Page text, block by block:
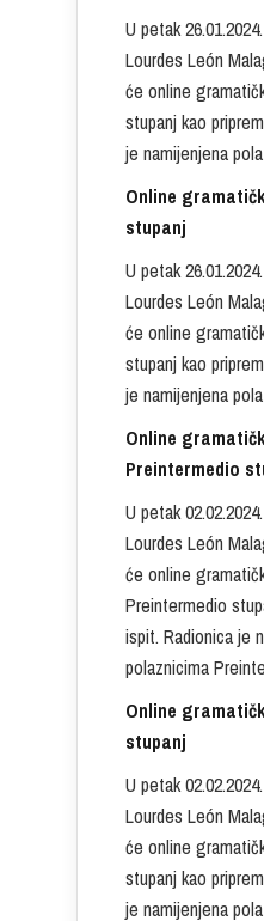
U petak
Lourdes León
će online
stupanj kao
je namijenjena
Online
stupanj
U petak
Lourdes León
će online
stupanj kao
je namijenjena
Online
Preintermedio
U petak
Lourdes León
će online
Preintermedio
ispit. Radionica je
polaznicima
Online
stupanj
U petak
Lourdes León
će online
stupanj kao
je namijenjena